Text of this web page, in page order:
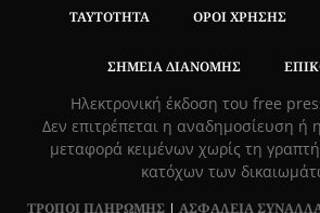
ΤΑΥΤΌΤΗΤΑ ΌΡΟΙ ΧΡΉΣΗΣ
ΣΗΜΕΊΑ ΔΙΑΝΟΜΉΣ
Hλεκτρονική έκδοση του free
Δεν επιτρέπεται η αναδημοσίευση ή
μεταφορά κειμένων χωρίς τη
κατόχων των
ΤΡΟΠΟΙ ΠΛΗΡΩΜΗΣ | ΑΣΦΑΛΕΙΑ